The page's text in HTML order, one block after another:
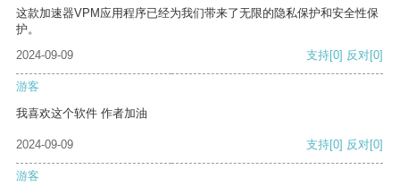
这款加速器VPM应用程序已经为我们带来了无限的隐私保护和安全性保
护。
2024-09-09
支持[0] 反对[0]
游客
我喜欢这个软件 作者加油
2024-09-09 支持[0] 反对[0]
游客